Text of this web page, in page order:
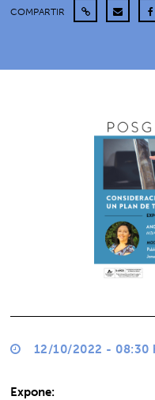
COMPARTIR
12/10/2022 - 08:30
Expone: